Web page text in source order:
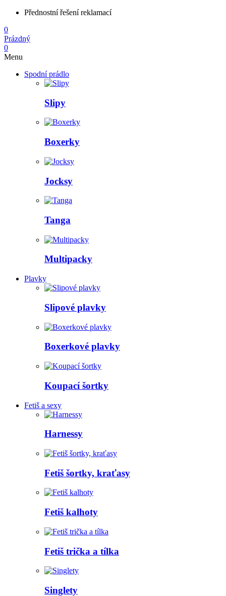
Přednostní řešení reklamací
0
Prázdný
0
Menu
Spodní prádlo
Slipy
Boxerky
Jocksy
Tanga
Multipacky
Plavky
Slipové plavky
Boxerkové plavky
Koupací šortky
Fetiš a sexy
Harnessy
Fetiš šortky, kraťasy
Fetiš kalhoty
Fetiš trička a tílka
Singlety